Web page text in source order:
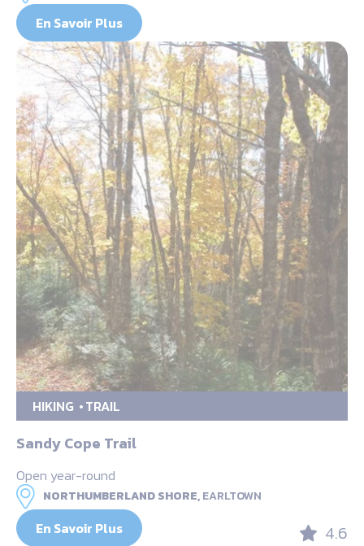
En Savoir Plus
HIKING TRAIL
Sandy Cope Trail
Open year-round
NORTHUMBERLAND SHORE,EARLTOWN
En Savoir Plus 4.6